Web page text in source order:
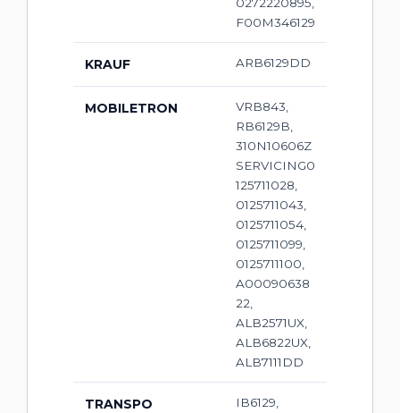
0272220895,
F00M346129
KRAUF ARB6129DD
MOBILETRON
VRB843,
RB6129B,
310N10606Z
SERVICING0
125711028,
0125711043,
0125711054,
0125711099,
0125711100,
A00090638
22,
ALB2571UX,
ALB6822UX,
ALB7111DD
TRANSPO IB6129,